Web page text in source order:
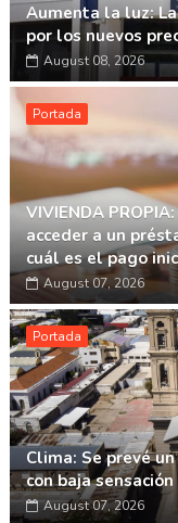
Aumenta la luz:
por los nuevos
August 08, 2026
Portada
VIVIENDA
acceder a un
cuál es el pago
August 07, 2026
Portada
Clima: Se prevé
con baja
August 07, 2026